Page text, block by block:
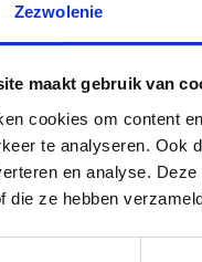
Zezwolenie
maakt gebruik van
cookies om content
te analyseren. Ook
en analyse.
die ze hebben
że